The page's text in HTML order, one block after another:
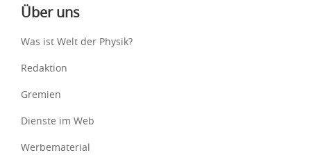
Über uns
Was ist Welt der Physik?
Redaktion
Gremien
Dienste im Web
Werbematerial